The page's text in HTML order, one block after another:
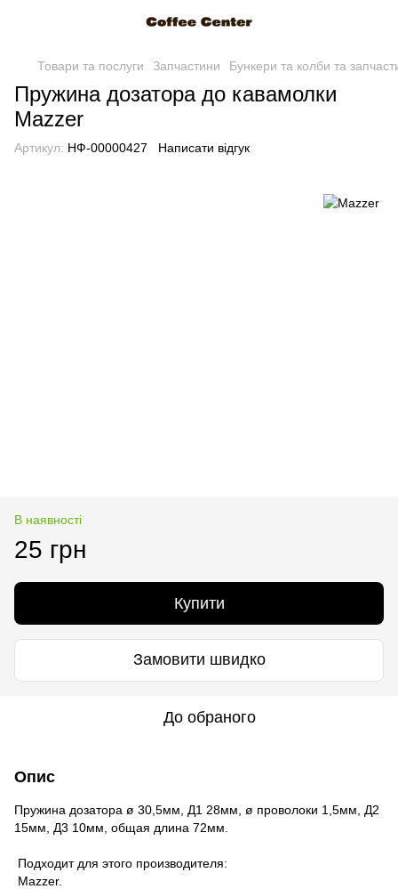
Товари та послуги Запчастини Бункери та колби та
Пружина дозатора до кавамолки
Mazzer
Артикул: НФ-00000427 Написати відгук
В наявності
25 грн
Купити
Замовити швидко
До обраного
Опис
Пружина дозатора ø 30,5мм, Д1 28мм, ø проволоки 1,5мм, Д2
15мм, Д3 10мм, общая длина 72мм.
Подходит для этого производителя:
Mazzer.